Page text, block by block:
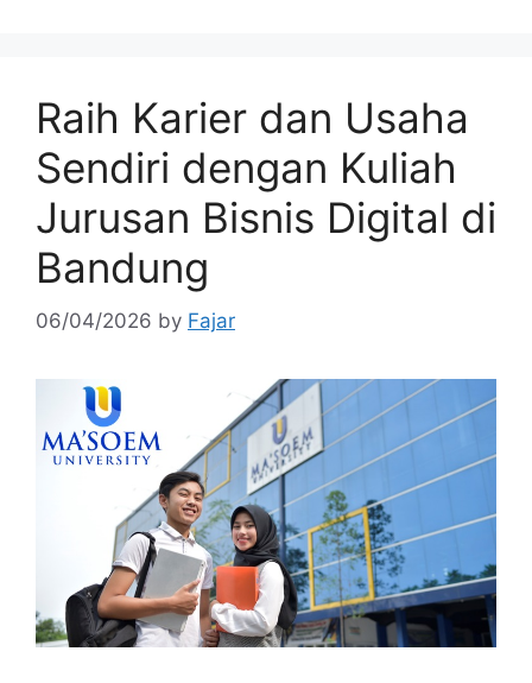
Raih Karier dan Usaha
Sendiri dengan Kuliah
Jurusan Bisnis Digital di
Bandung
06/04/2026 by Fajar